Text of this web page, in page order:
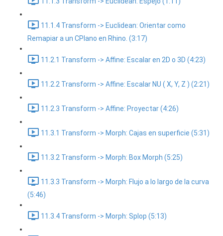
11.1.4 Transform -> Euclidean: Orientar como
Remapiar a un CPlano en Rhino. (3:17)
11.2.1 Transform -> Affine: Escalar en 2D o 3D (4:23)
11.2.2 Transform -> Affine: Escalar NU ( X, Y, Z ) (2:21)
11.2.3 Transform -> Affine: Proyectar (4:26)
11.3.1 Transform -> Morph: Cajas en superficie (5:31)
11.3.2 Transform -> Morph: Box Morph (5:25)
11.3.3 Transform -> Morph: Flujo a lo largo de la curva
(5:46)
11.3.4 Transform -> Morph: Splop (5:13)